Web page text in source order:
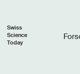
Swiss
Science
Today